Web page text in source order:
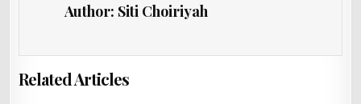
Author: Siti Choiriyah
Related Articles